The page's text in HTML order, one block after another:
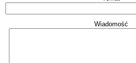
Wiadomość